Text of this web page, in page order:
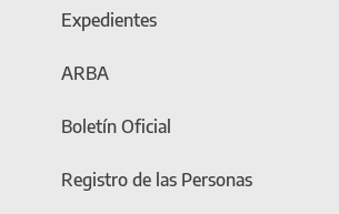
Expedientes
ARBA
Boletín Oficial
Registro de las Personas